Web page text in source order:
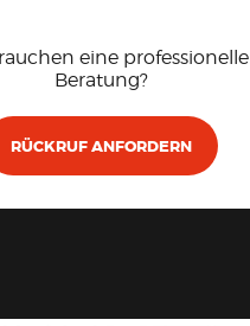
eine professionelle
Beratung?
RÜCKRUF ANFORDERN